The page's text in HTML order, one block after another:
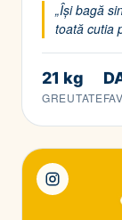
„Își bagă
toată cutia
21 kg
GREUTATE